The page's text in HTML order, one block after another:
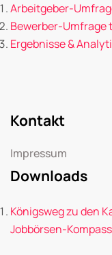
Arbeitgeber-
Bewerber-Umfrage
Ergebnisse &
Kontakt
Impressum
Downloads
Königsweg zu den
Jobbörsen-